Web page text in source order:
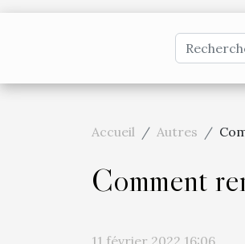
Accueil Autres
Comment
11 février 2022 16:06